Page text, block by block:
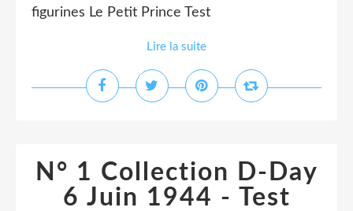
figurines Le Petit Prince Test
Lire la suite
N° 1 Collection D-Day
6 Juin 1944 - Test